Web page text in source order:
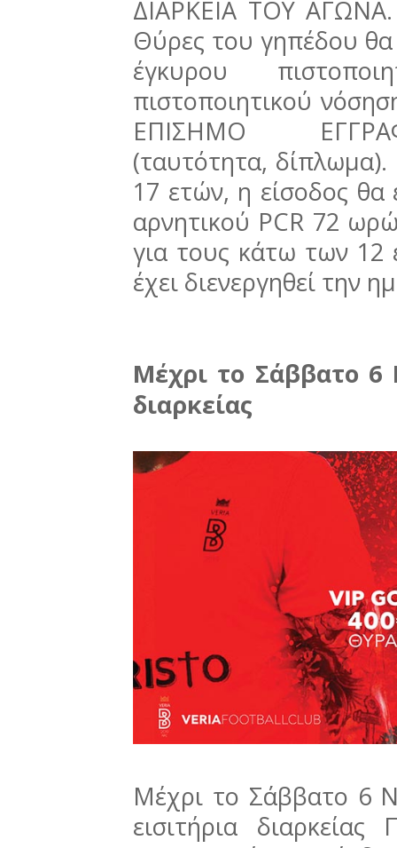
ΔΙΑΡΚΕΙΑ ΤΟΥ ΑΓΩΝΑ.
Θύρες του γηπέδου θα
έγκυρου
πιστοποιητικού
ΕΠΙΣΗΜΟ
(ταυτότητα, δίπλωμα).
17 ετών, η είσοδος θα
αρνητικού PCR 72
για τους κάτω των 12
έχει διενεργηθεί την
Μέχρι το Σάββατο 6
διαρκείας
Μέχρι το Σάββατο 6
εισιτήρια